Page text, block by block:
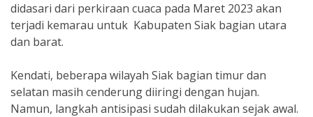
didasari dari perkiraan cuaca pada Maret 2023 akan
terjadi kemarau untuk Kabupaten Siak bagian utara
dan barat.
Kendati, beberapa wilayah Siak bagian timur dan
selatan masih cenderung diiringi dengan hujan.
Namun, langkah antisipasi sudah dilakukan sejak awal.